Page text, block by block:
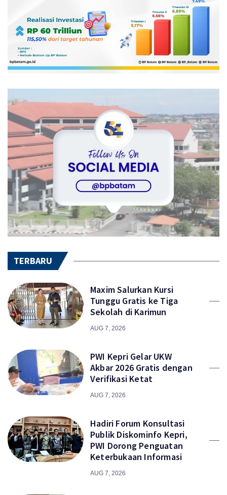
TERBARU
Maxim Salurkan Kursi
Tunggu Gratis ke Tiga
Sekolah di Karimun
AUG 7, 2026
PWI Kepri Gelar UKW
Akbar 2026 Gratis dengan
Verifikasi Ketat
AUG 7, 2026
Hadiri Forum Konsultasi
Publik Diskominfo Kepri,
PWI Dorong Penguatan
Keterbukaan Informasi
AUG 7, 2026